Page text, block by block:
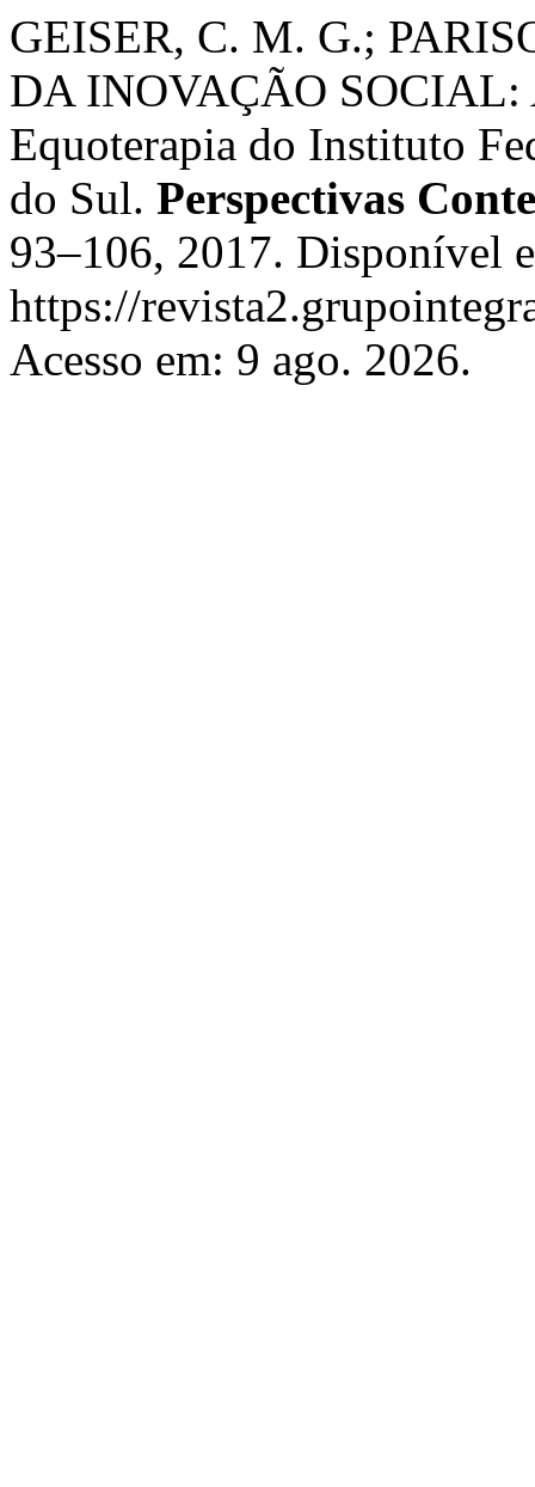
GEISER, C. M. G.;
DA INOVAÇÃO SOCIAL:
Equoterapia do Instituto
do Sul. Perspectivas
93–106, 2017. Disponível
https://
Acesso em: 9 ago. 2026.